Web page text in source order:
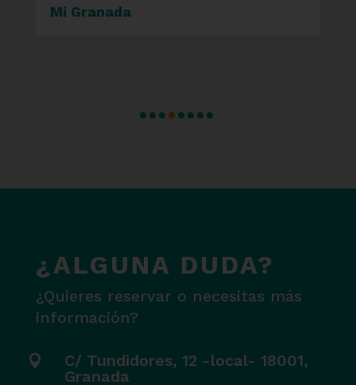
Mi Granada
¿ALGUNA DUDA?
¿Quieres reservar o necesitas más
información?

C/ Tundidores, 12 -local- 18001,
Granada